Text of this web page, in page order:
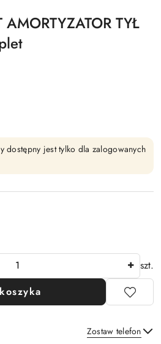
TYŁ
dostępny jest tylko dla zalogowanych
szt.
Zostaw telefon